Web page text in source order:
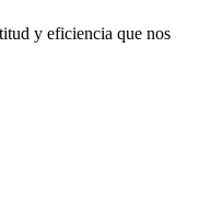
y eficiencia que nos